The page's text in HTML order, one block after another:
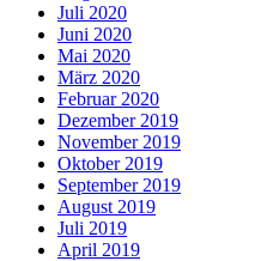
Juli 2020
Juni 2020
Mai 2020
März 2020
Februar 2020
Dezember 2019
November 2019
Oktober 2019
September 2019
August 2019
Juli 2019
April 2019